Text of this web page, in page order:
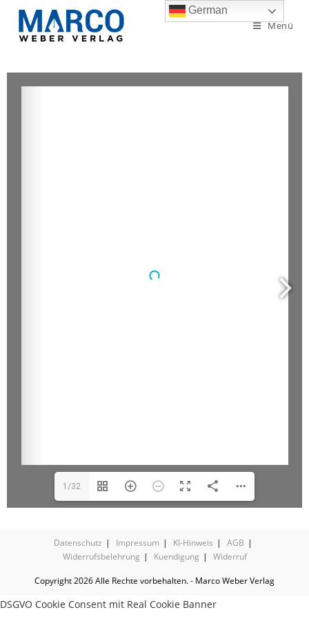
Menü
1/32
Datenschutz Impressum KI-Hinweis
AGB
Widerrufsbelehrung
Kuendigung Widerruf
Copyright 2026 Alle Rechte vorbehalten. - Marco Weber Verlag
German
DSGVO Cookie Consent mit Real Cookie Banner